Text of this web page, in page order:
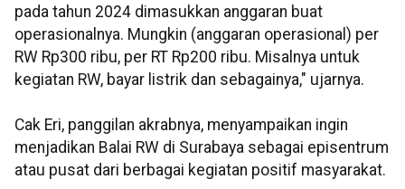
pada tahun 2024 dimasukkan anggaran buat
operasionalnya. Mungkin (anggaran operasional) per
RW Rp300 ribu, per RT Rp200 ribu. Misalnya untuk
kegiatan RW, bayar listrik dan sebagainya," ujarnya.
Cak Eri, panggilan akrabnya, menyampaikan ingin
menjadikan Balai RW di Surabaya sebagai episentrum
atau pusat dari berbagai kegiatan positif masyarakat.